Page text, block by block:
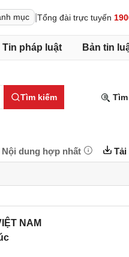
mục Tổng đài trực tuyến
Tin pháp luật Bản tin
Tìm kiếm
Nội dung hợp nhất Tải
NAM